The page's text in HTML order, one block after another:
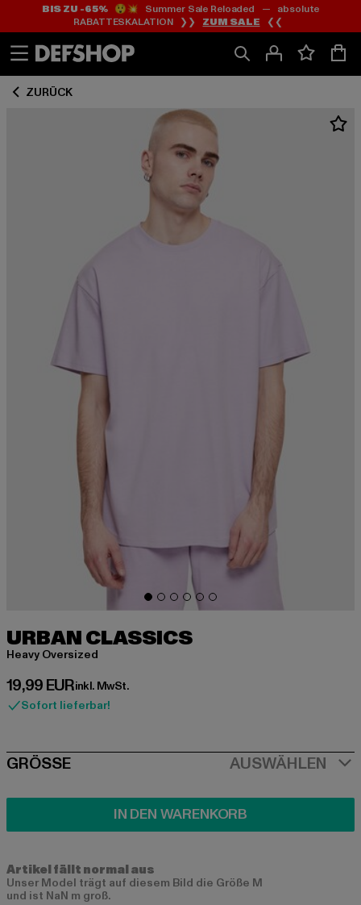
Zum
Inhalt
springen
Zum
Fußzeile
springen
BIS ZU -65%😲💥 Summer Sale Reloaded — absolute
RABATTESKALATION ❯❯ ZUM SALE ❮❮
ZURÜCK
URBAN CLASSICS
Heavy Oversized
19,99 EUR
Derzeitiger Preis: 19,99 EUR
inkl. MwSt.
Sofort lieferbar!
SIZE
GRÖSSE AUSWÄHLEN
IN DEN WARENKORB
Artikel fällt normal aus
Unser Model trägt auf diesem Bild die Größe M
und ist NaN m groß.